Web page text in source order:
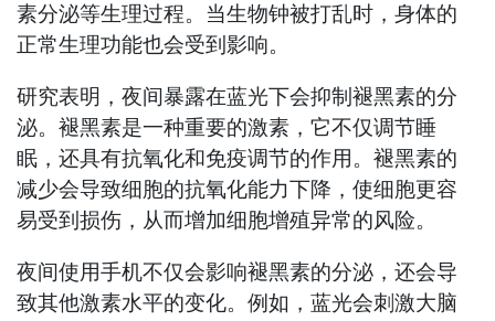
素分泌等生理过程。当生物钟被打乱时，身体的
正常生理功能也会受到影响。
研究表明，夜间暴露在蓝光下会抑制褪黑素的分
泌。褪黑素是一种重要的激素，它不仅调节睡
眠，还具有抗氧化和免疫调节的作用。褪黑素的
减少会导致细胞的抗氧化能力下降，使细胞更容
易受到损伤，从而增加细胞增殖异常的风险。
夜间使用手机不仅会影响褪黑素的分泌，还会导
致其他激素水平的变化。例如，蓝光会刺激大脑